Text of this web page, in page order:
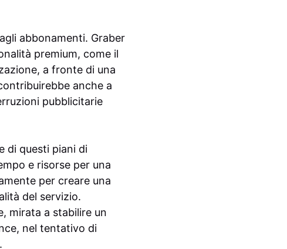
abbonamenti. Graber
premium, come il
a fronte di una
anche a
pubblicitarie
di questi piani di
e risorse per una
per creare una
del servizio.
mirata a stabilire un
nel tentativo di